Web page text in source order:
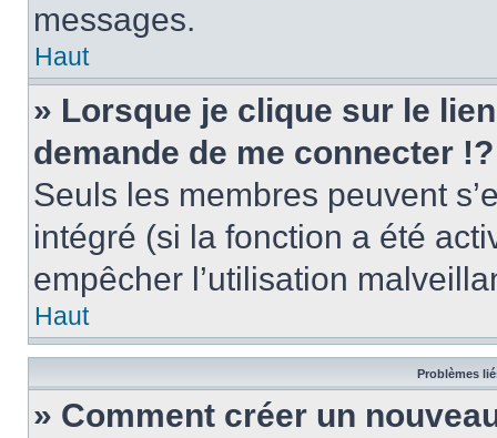
messages.
Haut
» Lorsque je clique sur le
demande de me connecter !?
Seuls les membres peuvent
intégré (si la fonction a été
empêcher l’utilisation
Haut
Problèmes
» Comment créer un